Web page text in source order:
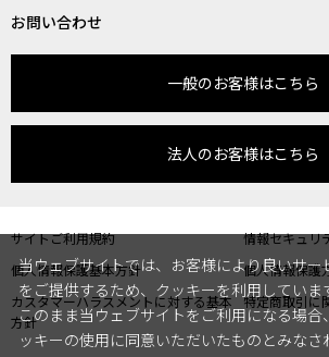
お問い合わせ
一般のお客様はこちら
法人のお客様はこちら
サイトご利用規約
情報セキュリ
個人情報保護基本方針
個人情報保護
カスタマーハラスメントに対する基本
方針
特定商取引に
当ウェブサイトでは、お客様により良いサー
をご提供するため、クッキーを利用していま
このまま当ウェブサイトをご利用になる場合
ッキーの使用に同意いただいたものとみなさ